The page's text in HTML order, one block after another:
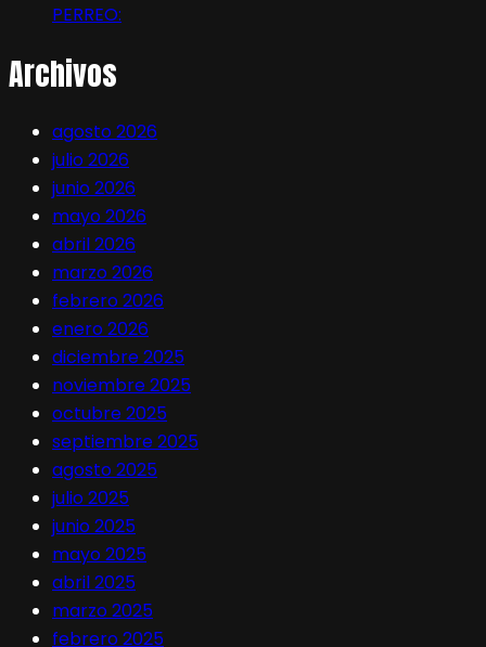
PERREO:
Archivos
agosto 2026
julio 2026
junio 2026
mayo 2026
abril 2026
marzo 2026
febrero 2026
enero 2026
diciembre 2025
noviembre 2025
octubre 2025
septiembre 2025
agosto 2025
julio 2025
junio 2025
mayo 2025
abril 2025
marzo 2025
febrero 2025